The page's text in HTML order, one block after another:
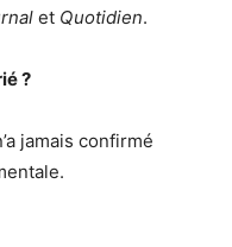
et Quotidien.
?
jamais confirmé